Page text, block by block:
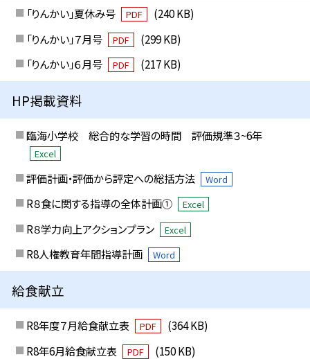
「りんかい」夏休み号 PDF
(240 KB)
「りんかい」７月号
PDF
(299 KB)
「りんかい」６月号
PDF (217 KB)
HP掲載資料
臨海小学校 総合的な学習の時間 評価規準３~6年
Excel
評価計画・評価から評定への総括方法 Word
R８食に関する指導の全体計画① Excel
R８学力向上アクションプラン Excel
R8人権教育年間指導計画 Word
給食献立
R8年度７月給食献立表 PDF
(364 KB)
R8年6月給食献立表
PDF (150 KB)